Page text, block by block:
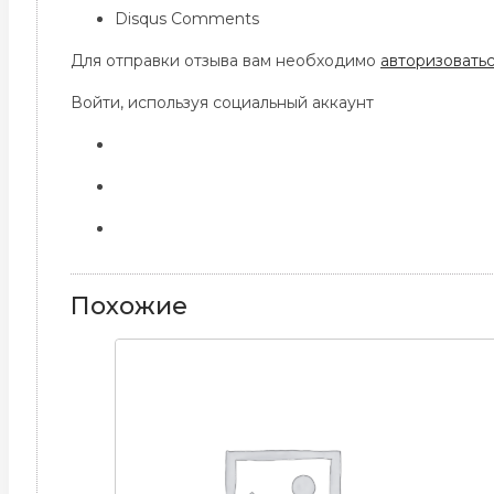
Disqus Comments
Для отправки отзыва вам необходимо
Войти, используя социальный аккаунт
Похожие